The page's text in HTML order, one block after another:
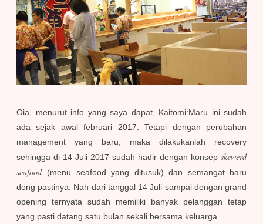
Oia, menurut info yang saya dapat, Kaitomi:Maru ini sudah
ada sejak awal februari 2017. Tetapi dengan perubahan
management yang baru, maka dilakukanlah recovery
sehingga di 14 Juli 2017 sudah hadir dengan konsep skewerd
seafood (menu seafood yang ditusuk) dan semangat baru
dong pastinya. Nah dari tanggal 14 Juli sampai dengan grand
opening ternyata sudah memiliki banyak pelanggan tetap
yang pasti datang satu bulan sekali bersama keluarga.